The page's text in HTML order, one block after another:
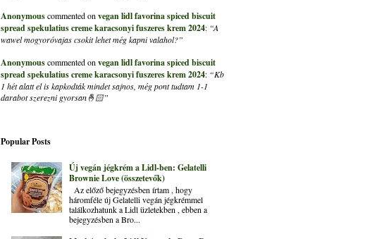
Anonymouscommented on vegan lidl favorina spiced biscuit
spread spekulatius creme karacsonyi fuszeres krem 2024: “A
wawel mogyoróvajas csokit lehet még kapni valahol?”
Anonymouscommented on vegan lidl favorina spiced biscuit
spread spekulatius creme karacsonyi fuszeres krem 2024: “Kb
1 hét alatt el is kapkodták mindet sajnos, még pont tudtam 1-1
darabot szerezni gyorsan🤞🏻”
Popular Posts
Új vegán jégkrém a Lidl-ben: Gelatelli
Brownie Love (összetevők)
Az előző bejegyzésben írtam , hogy
háromféle új Gelatelli vegán jégkrémmel
találkozhatunk a Lidl üzletekben , ebben a
bejegyzésben a Bro...